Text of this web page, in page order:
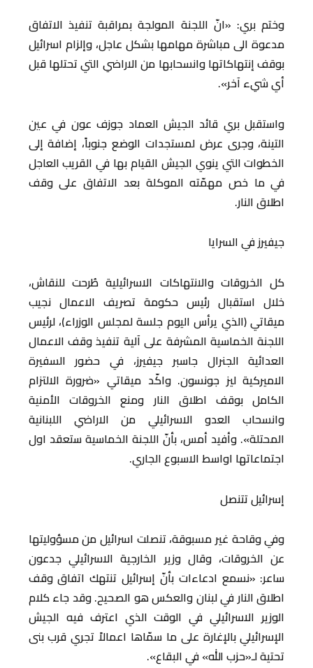
وختم بري: «انّ اللجنة المولجة بمراقبة تنفيذ الاتفاق
مدعوة الى مباشرة مهامها بشكل عاجل، وإلزام اسرائيل
بوقف إنتهاكاتها وانسحابها من الاراضي التي تحتلها قبل
أي شيء آخر».
واستقبل بري قائد الجيش العماد جوزف عون في عين
التينة، وجرى عرض لمستجدات الوضع جنوباً، إضافة إلى
الخطوات التي ينوي الجيش القيام بها في القريب العاجل
في ما خص مهمّته الموكلة بعد الاتفاق على وقف
اطلاق النار.
جيفيرز في السرايا
كل الخروقات والانتهاكات الاسرائيلية طُرحت للنقاش،
خلال استقبال رئيس حكومة تصريف الاعمال نجيب
ميقاتي (الذي يرأس اليوم جلسة لمجلس الوزراء)، لرئيس
اللجنة الخماسية المشرفة على آلية تنفيذ وقف الاعمال
العدائية الجنرال جاسبر جيفيرز، في حضور السفيرة
الاميركية ليز جونسون. واكّد ميقاتي «ضرورة الالتزام
الكامل بوقف اطلاق النار ومنع الخروقات الأمنية
وانسحاب العدو الاسرائيلي من الاراضي اللبنانية
المحتلة». وأفيد أمس، بأنّ اللجنة الخماسية ستعقد اول
اجتماعاتها اواسط الاسبوع الجاري.
إسرائيل تتنصل
وفي وقاحة غير مسبوقة، تنصلت اسرائيل من مسؤوليتها
عن الخروقات، وقال وزير الخارجية الاسرائيلي جدعون
ساعر: «نسمع ادعاءات بأنّ إسرائيل تنتهك اتفاق وقف
اطلاق النار في لبنان والعكس هو الصحيح. وقد جاء كلام
الوزير الاسرائيلي في الوقت الذي اعترف فيه الجيش
الإسرائيلي بالإغارة على ما سمّاها اعمالاً تجري قرب بنى
تحتية لـ«حزب الله» في البقاع».